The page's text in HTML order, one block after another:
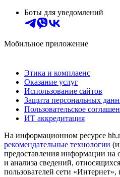
Боты для уведомлений
Мобильное приложение
Этика и комплаенс
Оказание услуг
Использование сайтов
Защита персональных
Пользовательское
ИТ аккредитация
На информационном ресурсе
рекомендательные технологии
предоставления информации на
и анализа сведений,
пользователей сети